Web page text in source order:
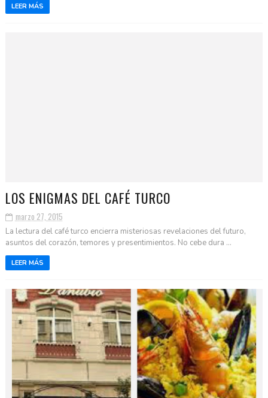
LEER MÁS
LOS ENIGMAS DEL CAFÉ TURCO
marzo 27, 2015
La lectura del café turco encierra misteriosas revelaciones del futuro,
asuntos del corazón, temores y presentimientos. No cebe dura ...
LEER MÁS